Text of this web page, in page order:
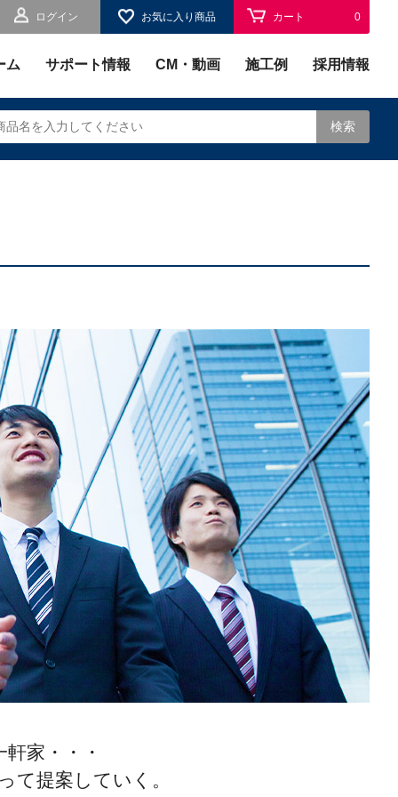
ログイン お気に入り商品 カート 0
ム サポート情報 CM・動画 施工例 採用情報
検索
家・・・
て提案していく。